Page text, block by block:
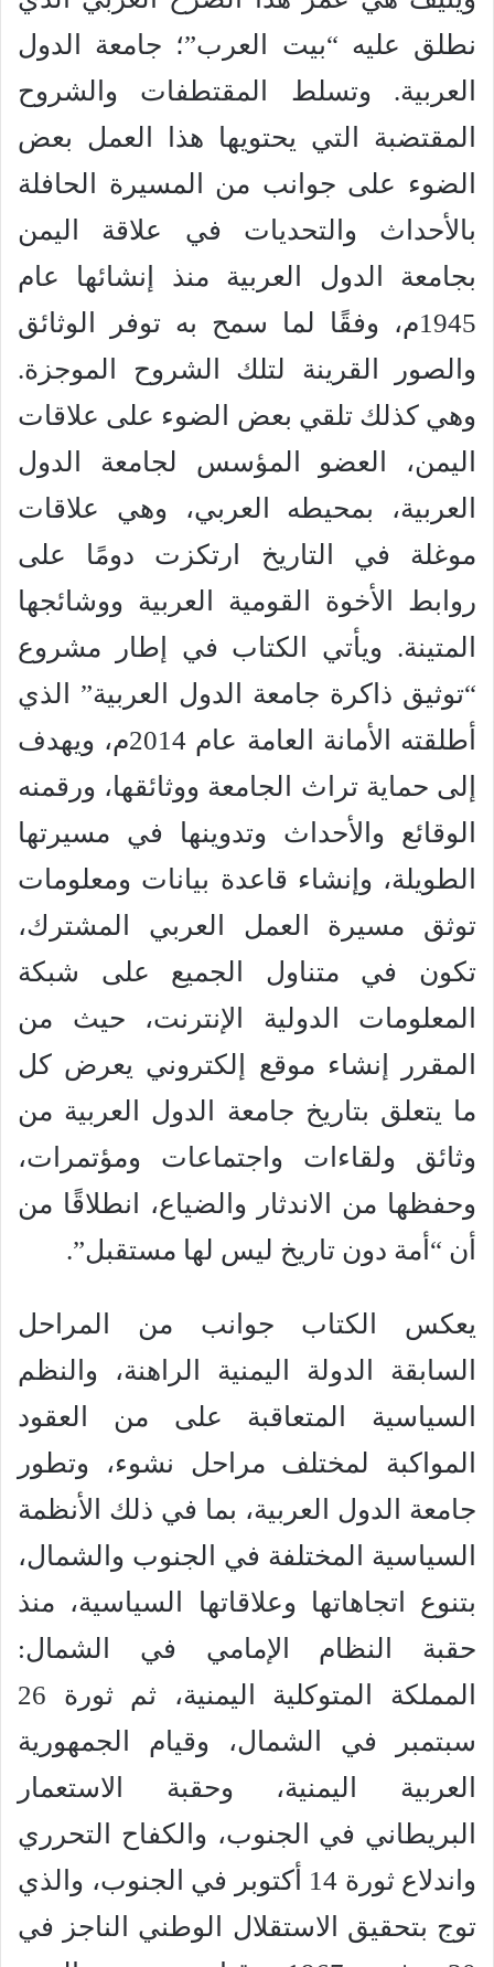
نطلق عليه “بيت العرب”؛ جامعة الدول
العربية. وتسلط المقتطفات والشروح
المقتضبة التي يحتويها هذا العمل بعض
الضوء على جوانب من المسيرة الحافلة
بالأحداث والتحديات في علاقة اليمن
بجامعة الدول العربية منذ إنشائها عام
1945م، وفقًا لما سمح به توفر الوثائق
والصور القرينة لتلك الشروح الموجزة.
وهي كذلك تلقي بعض الضوء على علاقات
اليمن، العضو المؤسس لجامعة الدول
العربية، بمحيطه العربي، وهي علاقات
موغلة في التاريخ ارتكزت دومًا على
روابط الأخوة القومية العربية ووشائجها
المتينة. ويأتي الكتاب في إطار مشروع
“توثيق ذاكرة جامعة الدول العربية” الذي
أطلقته الأمانة العامة عام 2014م، ويهدف
إلى حماية تراث الجامعة ووثائقها، ورقمنه
الوقائع والأحداث وتدوينها في مسيرتها
الطويلة، وإنشاء قاعدة بيانات ومعلومات
توثق مسيرة العمل العربي المشترك،
تكون في متناول الجميع على شبكة
المعلومات الدولية الإنترنت، حيث من
المقرر إنشاء موقع إلكتروني يعرض كل
ما يتعلق بتاريخ جامعة الدول العربية من
وثائق ولقاءات واجتماعات ومؤتمرات،
وحفظها من الاندثار والضياع، انطلاقًا من
أن “أمة دون تاريخ ليس لها مستقبل”.
يعكس الكتاب جوانب من المراحل
السابقة الدولة اليمنية الراهنة، والنظم
السياسية المتعاقبة على من العقود
المواكبة لمختلف مراحل نشوء، وتطور
جامعة الدول العربية، بما في ذلك الأنظمة
السياسية المختلفة في الجنوب والشمال،
بتنوع اتجاهاتها وعلاقاتها السياسية، منذ
حقبة النظام الإمامي في الشمال:
المملكة المتوكلية اليمنية، ثم ثورة 26
سبتمبر في الشمال، وقيام الجمهورية
العربية اليمنية، وحقبة الاستعمار
البريطاني في الجنوب، والكفاح التحرري
واندلاع ثورة 14 أكتوبر في الجنوب، والذي
توج بتحقيق الاستقلال الوطني الناجز في